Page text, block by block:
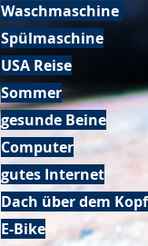
Waschmaschine
Spülmaschine
USA Reise
Sommer
gesunde Beine
Computer
gutes Internet
Dach über dem Kopf
E-Bike